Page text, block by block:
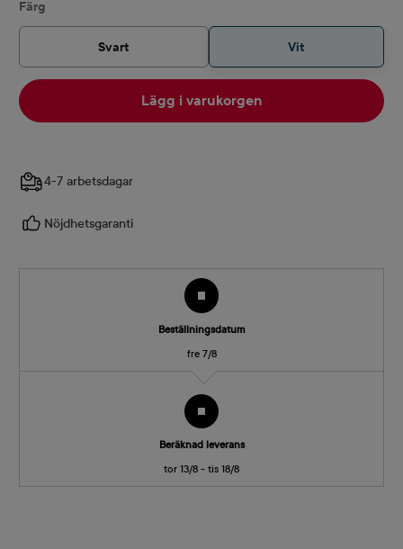
Välj
Färg
Svart Vit
Lägg i varukorgen
4-7 arbetsdagar
Nöjdhetsgaranti
Beställningsdatum
fre 7/8
Beräknad leverans
tor 13/8 - tis 18/8